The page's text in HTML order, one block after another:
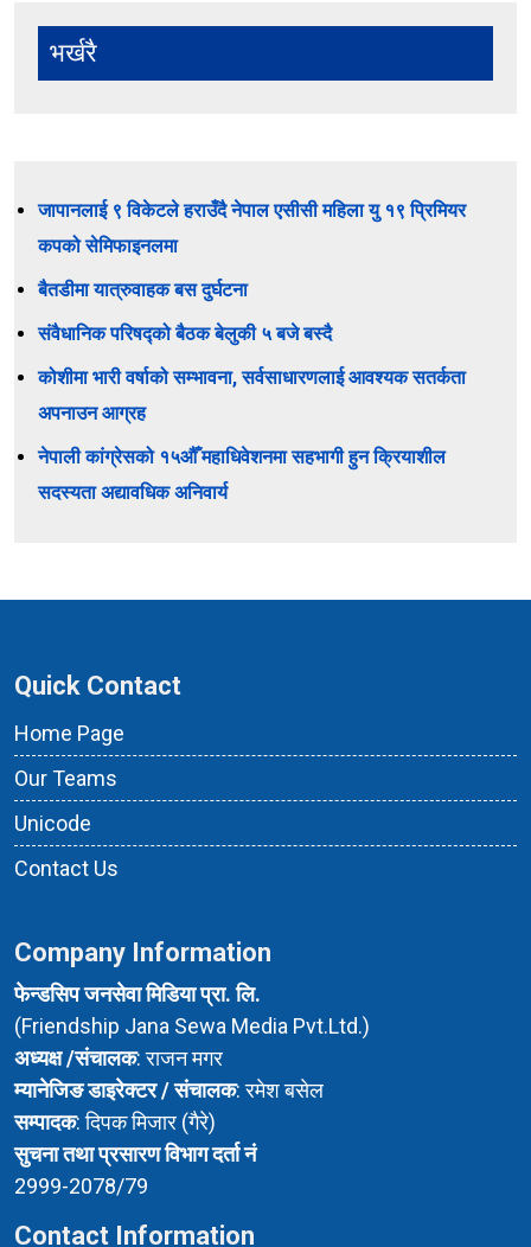
भर्खरै
जापानलाई ९ विकेटले हराउँदै नेपाल एसीसी महिला यु १९ प्रिमियर
कपको सेमिफाइनलमा
बैतडीमा यात्रुवाहक बस दुर्घटना
संवैधानिक परिषद्को बैठक बेलुकी ५ बजे बस्दै
कोशीमा भारी वर्षाको सम्भावना, सर्वसाधारणलाई आवश्यक सतर्कता
अपनाउन आग्रह
नेपाली कांग्रेसको १५औँ महाधिवेशनमा सहभागी हुन क्रियाशील
सदस्यता अद्यावधिक अनिवार्य
Quick Contact
Home Page
Our Teams
Unicode
Contact Us
Company Information
फेन्डसिप जनसेवा मिडिया प्रा. लि.
(Friendship Jana Sewa Media Pvt.Ltd.)
अध्यक्ष /संचालक: राजन मगर
म्यानेजिङ डाइरेक्टर / संचालक: रमेश बसेल
सम्पादक: दिपक मिजार (गैरे)
सुचना तथा प्रसारण विभाग दर्ता नं
2999-2078/79
Contact Information